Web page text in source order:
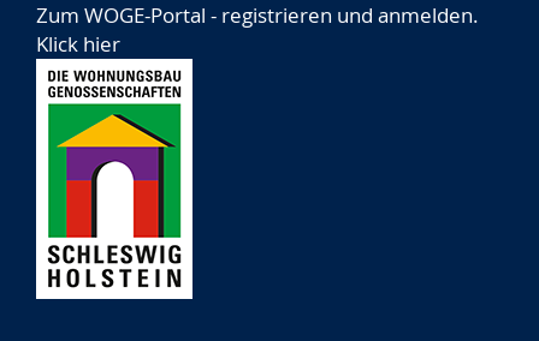
Zum WOGE-Portal - registrieren und anmelden.
Klick hier